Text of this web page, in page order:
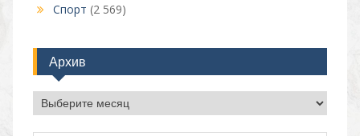
Спорт (2 569)
Архив
Архив